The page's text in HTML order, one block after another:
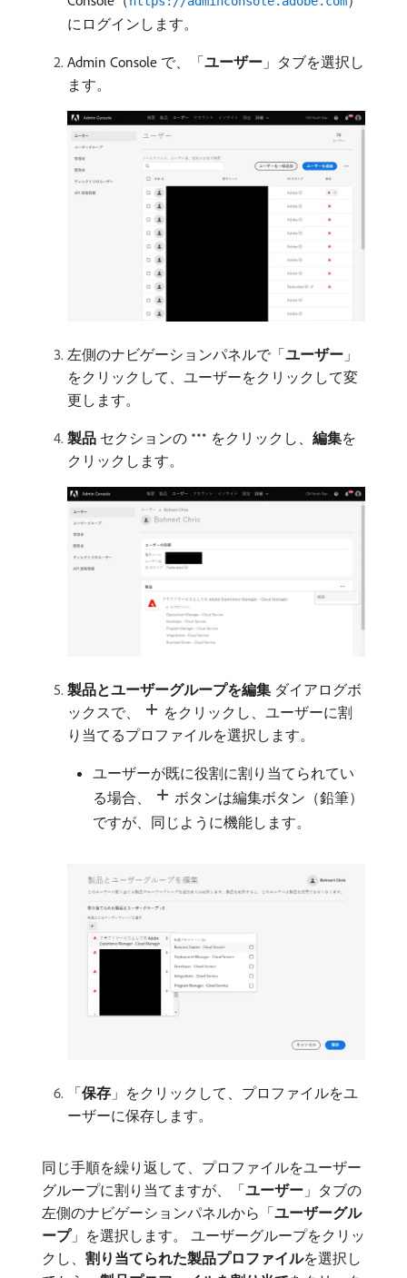
にログインします。
Admin Console で、「ユーザー 」タブを選択し
ます。
左側のナビゲーションパネルで「ユーザー 」
をクリックして、ユーザーをクリックして変
更します。
製品 セクションの をクリックし、 編集​を
クリックします。
製品とユーザーグループを編集 ダイアログボ
ックスで、
をクリックし、ユーザーに割
り当てるプロファイルを選択します。
ユーザーが既に役割に割り当てられてい
る場合、
ボタンは編集ボタン（鉛筆）
ですが、同じように機能します。
「保存 」をクリックして、プロファイルをユ
ーザーに保存します。
同じ手順を繰り返して、プロファイルをユーザー
グループに割り当てますが、「ユーザー 」タブの
左側のナビゲーションパネルから「ユーザーグル
ープ」を選択します。 ユーザーグループをクリッ
クし、 割り当てられた製品プロファイル​を選択し